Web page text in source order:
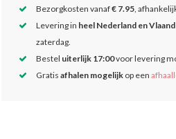
Bezorgkosten vanaf€ 7.95,
Levering in heel Nederland en
zaterdag.
Bestel uiterlijk 17:00voor levering
Gratis afhalen mogelijkop een